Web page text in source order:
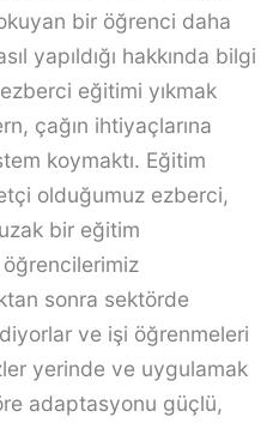
bir öğrenci daha
yapıldığı hakkında bilgi
eğitimi yıkmak
çağın ihtiyaçlarına
koymaktı. Eğitim
olduğumuz ezberci,
bir eğitim
sonra sektörde
ve işi öğrenmeleri
yerinde ve uygulamak
adaptasyonu güçlü,